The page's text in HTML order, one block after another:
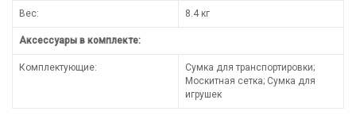
Вес: 8.4 кг
Аксессуары в комплекте:
Комплектующие:
Сумка для транспортировки;
Москитная сетка; Сумка для
игрушек